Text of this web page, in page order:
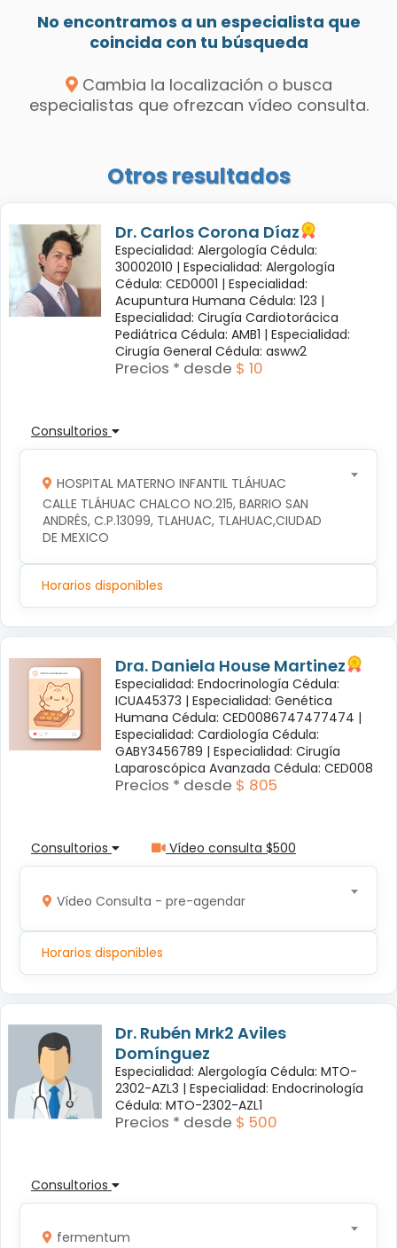
No encontramos a un especialista que
coincida con tu búsqueda
Cambia la localización o busca
especialistas que ofrezcan vídeo consulta.
Otros resultados
Dr. Carlos Corona Díaz
Especialidad: Alergología Cédula:
30002010 | Especialidad: Alergología
Cédula: CED0001 | Especialidad:
Acupuntura Humana Cédula: 123 |
Especialidad: Cirugía Cardiotorácica
Pediátrica Cédula: AMB1 | Especialidad:
Cirugía General Cédula: asww2
Precios * desde $ 10
Consultorios
HOSPITAL MATERNO INFANTIL TLÁHUAC
CALLE TLÁHUAC CHALCO NO.215, BARRIO SAN
ANDRÉS, C.P.13099, TLAHUAC, TLAHUAC,CIUDAD
DE MEXICO
Horarios disponibles
Dra. Daniela House Martinez
Especialidad: Endocrinología Cédula:
ICUA45373 | Especialidad: Genética
Humana Cédula: CED0086747477474 |
Especialidad: Cardiología Cédula:
GABY3456789 | Especialidad: Cirugía
Laparoscópica Avanzada Cédula: CED008
Precios * desde $ 805
Consultorios Vídeo consulta $500
Vídeo Consulta - pre-agendar
Horarios disponibles
Dr. Rubén Mrk2 Aviles
Domínguez
Especialidad: Alergología Cédula: MTO-
2302-AZL3 | Especialidad: Endocrinología
Cédula: MTO-2302-AZL1
Precios * desde $ 500
Consultorios
fermentum